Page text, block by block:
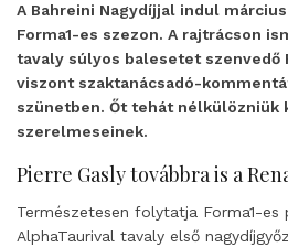
A Bahreini Nagydíjjal indul
Forma1-es szezon. A rajtrácson
tavaly súlyos balesetet szenvedő
viszont szaktanácsadó-
szünetben. Őt tehát nélkülözniük
szerelmeseinek.
Pierre Gasly továbbra is a
Természetesen folytatja Forma1-es
AlphaTaurival tavaly első